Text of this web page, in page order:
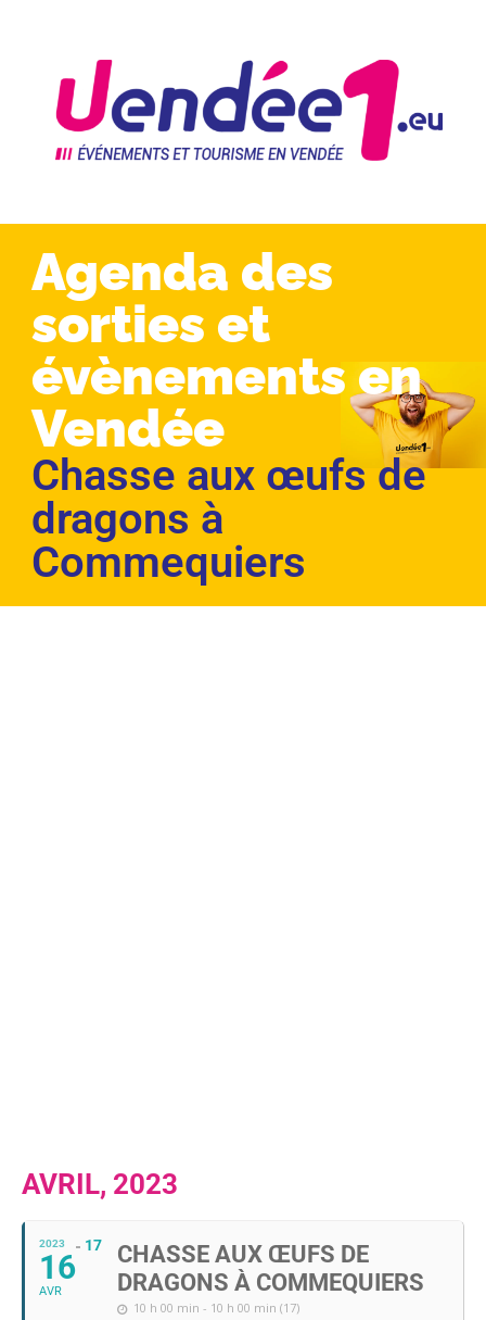
Agenda des
sorties et
évènements en
Vendée
Chasse aux œufs de
dragons à
Commequiers
AVRIL, 2023
2023
16
AVR
17
CHASSE AUX ŒUFS DE
DRAGONS À COMMEQUIERS
10 h 00 min - 10 h 00 min (17)